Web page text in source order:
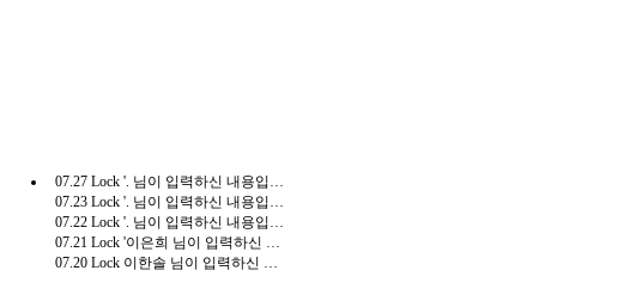
07.27 Lock '. 님이 입력하신 내용입니다.(수수료결제)'
07.23 Lock '. 님이 입력하신 내용입니다.(수수료결제)'
07.22 Lock '. 님이 입력하신 내용입니다.(수수료결제)'
07.21 Lock '이은희 님이 입력하신 내용입니다.(수수료결제)'
07.20 Lock 이한솔 님이 입력하신 내용입니다.(부가세 신고)